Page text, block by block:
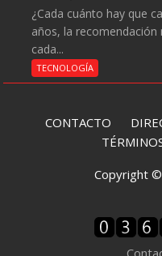
¿Cada cuánto hay que
años, la
cada...
TECNOLOGÍA
CONTACTO
Copyright